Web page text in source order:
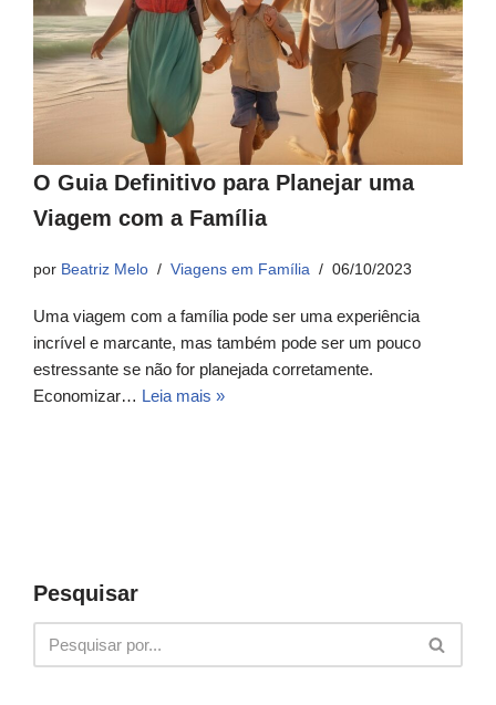
O Guia Definitivo para Planejar uma
Viagem com a Família
por Beatriz Melo Viagens em Família 06/10/2023
Uma viagem com a família pode ser uma experiência
incrível e marcante, mas também pode ser um pouco
estressante se não for planejada corretamente.
Economizar… Leia mais »
Pesquisar